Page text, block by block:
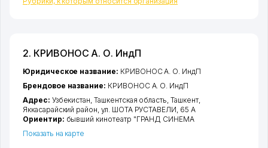
2. КРИВОНОС А. О. ИндП
Юридическое название: КРИВОНОС А. О. ИндП
Брендовое название: КРИВОНОС А. О. ИндП
Адрес: Узбекистан,Ташкентская область,Ташкент,
Яккасарайский район, ул. ШОТА РУСТАВЕЛИ, 65 А
Ориентир: бывший кинотеатр "ГРАНД СИНЕМА
Показать на карте